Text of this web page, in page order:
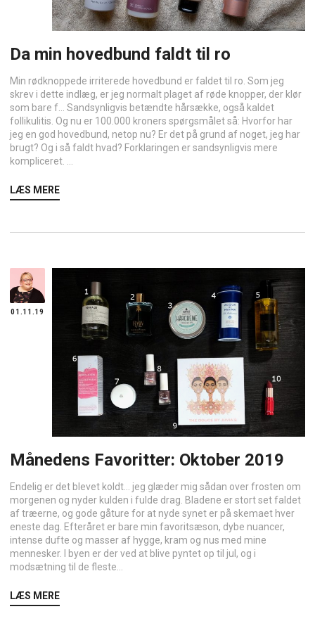
Da min hovedbund faldt til ro
Min rødknoppede irriterede hovedbund er faldet til ro. Som jeg
skrev i dette indlæg, er jeg normalt plaget af røde knopper, der klør
som bare f... Sandsynligvis betændte hårsække, også kaldet
follikulitis. Og nu er 100.000 kroners spørgsmålet så: Hvorfor har
jeg en god hovedbund, netop nu? Er det på grund af noget, jeg har
brugt? Og i så faldt hvad? Forklaringen er sandsynligvis mere
kompliceret. ...
LÆS MERE
01.11.19
Månedens Favoritter: Oktober 2019
Endelig er det blevet koldt… jeg glæder mig sådan over frosten om
morgenen og nyder kulden i fulde drag. Bladene er stort set faldet
af træerne, og gode gåture for at nyde synet er på skemaet hver
eneste dag. Efteråret er bare min favoritsæson, dybe nuancer,
intense dufte og masser af hygge, kram og nus med mine
mennesker. I byen er der ved at blive pyntet op til jul, og i
modsætning til de fleste...
LÆS MERE